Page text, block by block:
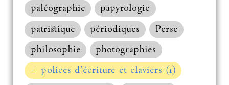
paléographie
papyrologie
patristique
périodiques
Perse
philosophie
photographies
+ polices d’écriture et claviers (1)